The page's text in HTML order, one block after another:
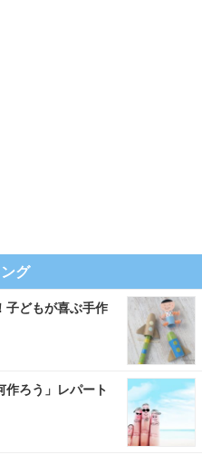
グ
子どもが喜ぶ手作
作ろう」レパート